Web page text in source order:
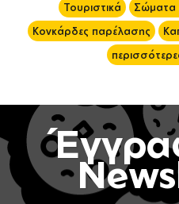
Τουριστικά
Σώματα
Κονκάρδες παρέλασης